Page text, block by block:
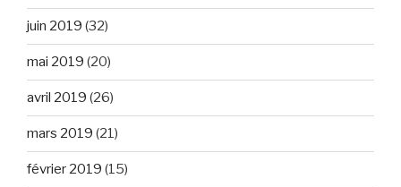
juin 2019 (32)
mai 2019 (20)
avril 2019 (26)
mars 2019 (21)
février 2019 (15)